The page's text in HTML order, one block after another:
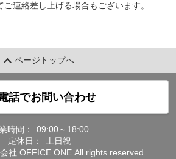
連絡差し上げる場合もございます。
ページトップへ
話でお問い合わせ
時間：
09:00～18:00
定休日：
土日祝
社 OFFICE ONE All rights reserved.